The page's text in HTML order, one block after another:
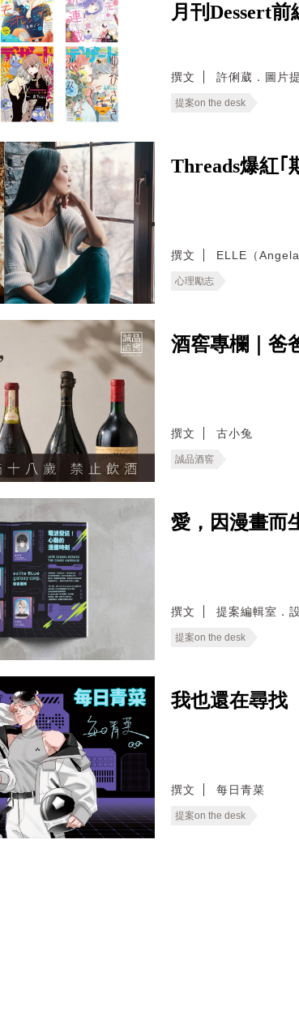
月刊Dessert
撰文 許俐葳．圖片
提案on the desk
Threads爆紅｢
撰文 ELLE（Angela
心理勵志
酒窖專欄｜爸
撰文 古小兔
誠品酒窖
愛，因漫畫而
撰文 提案編輯室．
提案on the desk
我也還在尋找
撰文 每日青菜
提案on the desk